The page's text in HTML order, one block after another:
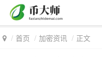
首页 加密资讯 正文